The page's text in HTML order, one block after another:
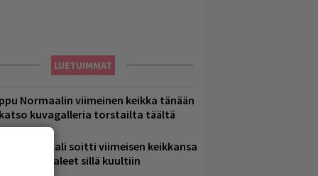
LUETUIMMAT
Normaalin viimeinen keikka tänään
kuvagalleria torstailta täältä
Eppu Normaali soitti viimeisen keikkansa
nämä kappaleet sillä kuultiin